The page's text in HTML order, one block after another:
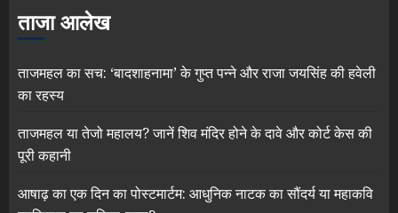
ताजा आलेख
ताजमहल का सच: ‘बादशाहनामा’ के गुप्त पन्ने और राजा जयसिंह की हवेली
का रहस्य
ताजमहल या तेजो महालय? जानें शिव मंदिर होने के दावे और कोर्ट केस की
पूरी कहानी
आषाढ़ का एक दिन का पोस्टमार्टम: आधुनिक नाटक का सौंदर्य या महाकवि